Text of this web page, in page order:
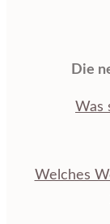
Die
Was
Welches